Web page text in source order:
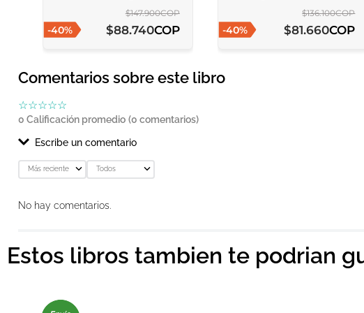
-40%
$147.900COP
$88.740COP -40%
$136.100COP
$81.660COP
Comentarios sobre este libro
☆☆☆☆☆
0 Calificación promedio (0 comentarios)
Escribe un comentario
Agregar comentario
★★★
Más reciente Todos
No hay comentarios.
Estos libros tambien te podrian